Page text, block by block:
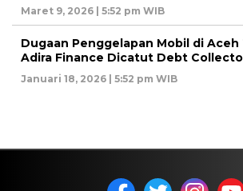
Maret 9, 2026 | 5:52 pm WIB
Dugaan Penggelapan Mobil di Aceh
Adira Finance Dicatut Debt
Januari 18, 2026 | 5:52 pm WIB